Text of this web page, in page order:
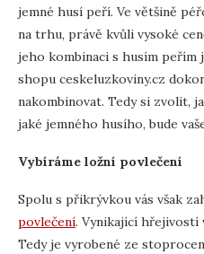
jemné husí peří. Ve většině
na trhu, právě kvůli vysoké
jeho kombinaci s husím peřím
shopu ceskeluzkoviny.cz
nakombinovat. Tedy si zvolit,
jaké jemného husího, bude
Vybíráme ložní povlečení
Spolu s přikrývkou vás však
povlečení. Vynikající hřejivostí
Tedy je vyrobené ze